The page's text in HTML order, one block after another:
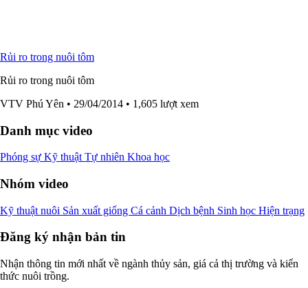
Rủi ro trong nuôi tôm
Rủi ro trong nuôi tôm
VTV Phú Yên • 29/04/2014 • 1,605 lượt xem
Danh mục video
Phóng sự Kỹ thuật Tự nhiên Khoa học
Nhóm video
Kỹ thuật nuôi Sản xuất giống Cá cảnh Dịch bệnh Sinh học Hiện trạng
Đăng ký nhận bản tin
Nhận thông tin mới nhất về ngành thủy sản, giá cả thị trường và kiến
thức nuôi trồng.